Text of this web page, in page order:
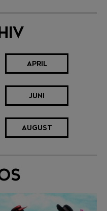
APRIL
JUNI
AUGUST